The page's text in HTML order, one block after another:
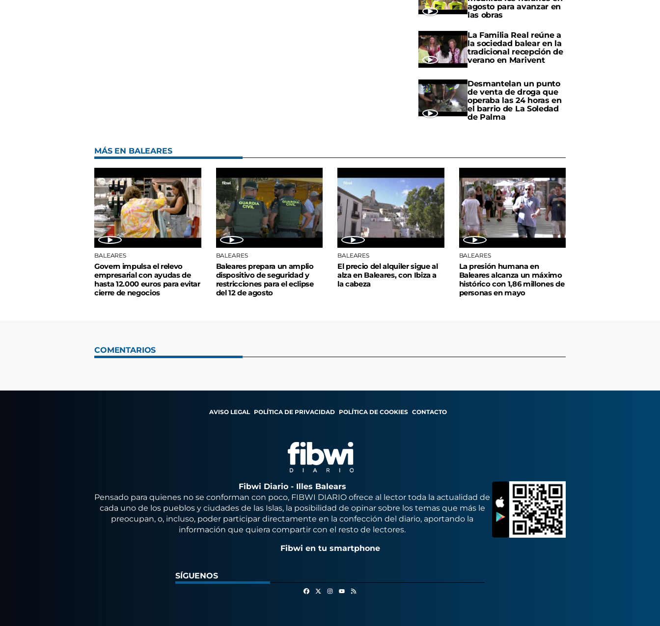
agosto para avanzar en
las obras
La Familia Real reúne a
la sociedad balear en la
tradicional recepción de
verano en Marivent
Desmantelan un punto
de venta de droga que
operaba las 24 horas en
el barrio de La Soledad
de Palma
MÁS EN BALEARES
BALEARES
Govern impulsa el relevo
empresarial con ayudas de
hasta 12.000 euros para evitar
cierre de negocios
BALEARES
Baleares prepara un amplio
dispositivo de seguridad y
restricciones para el eclipse
del 12 de agosto
BALEARES
El precio del alquiler sigue al
alza en Baleares, con Ibiza a
la cabeza
BALEARES
La presión humana en
Baleares alcanza un máximo
histórico con 1,86 millones de
personas en mayo
COMENTARIOS
AVISO LEGAL POLÍTICA DE PRIVACIDAD POLÍTICA DE COOKIES CONTACTO
Fibwi Diario - Illes Balears
Pensado para quienes no se conforman con poco, FIBWI DIARIO ofrece al lector toda la actualidad de
cada uno de los pueblos y ciudades de las Islas, la posibilidad de opinar sobre los temas que más le
preocupan, o, incluso, poder participar directamente en la confección del diario, aportando la
información que quiera compartir con el resto de lectores.
Fibwi en tu smartphone
SÍGUENOS
FacebookInstagram